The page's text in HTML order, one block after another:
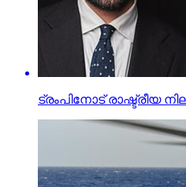
ട്രംപിനോട് രാഷ്ട്രീയ